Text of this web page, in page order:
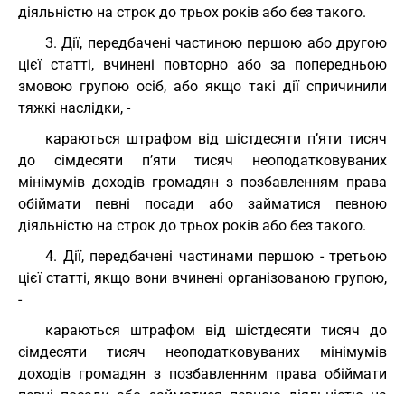
діяльністю на строк до трьох років або без такого.
3. Дії, передбачені частиною першою або другою
цієї статті, вчинені повторно або за попередньою
змовою групою осіб, або якщо такі дії спричинили
тяжкі наслідки, -
караються штрафом від шістдесяти п’яти тисяч
до сімдесяти п’яти тисяч неоподатковуваних
мінімумів доходів громадян з позбавленням права
обіймати певні посади або займатися певною
діяльністю на строк до трьох років або без такого.
4. Дії, передбачені частинами першою - третьою
цієї статті, якщо вони вчинені організованою групою,
-
караються штрафом від шістдесяти тисяч до
сімдесяти тисяч неоподатковуваних мінімумів
доходів громадян з позбавленням права обіймати